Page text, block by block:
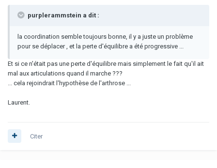
purplerammstein a dit :
la coordination semble toujours bonne, il y a juste un problème
pour se déplacer , et la perte d'équilibre a été progressive ...
Et si ce n'était pas une perte d'équilibre mais simplement le fait qu'il ait
mal aux articulations quand il marche ???
... cela rejoindrait l'hypothèse de l'arthrose ...
Laurent.
Citer